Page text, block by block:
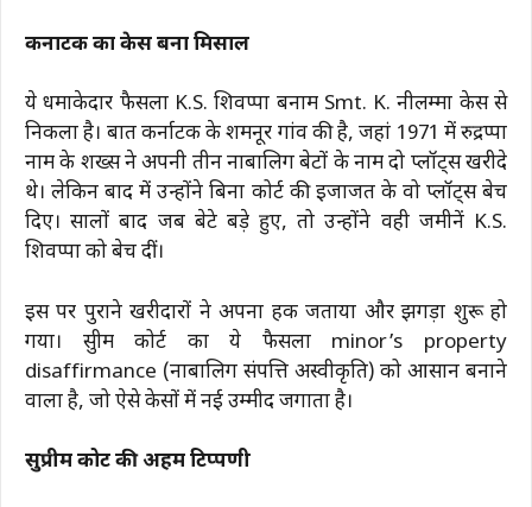
कर्नाटक का केस बना मिसाल
ये धमाकेदार फैसला K.S. शिवप्पा बनाम Smt. K. नीलम्मा केस से
निकला है। बात कर्नाटक के शमनूर गांव की है, जहां 1971 में रुद्रप्पा
नाम के शख्स ने अपनी तीन नाबालिग बेटों के नाम दो प्लॉट्स खरीदे
थे। लेकिन बाद में उन्होंने बिना कोर्ट की इजाजत के वो प्लॉट्स बेच
दिए। सालों बाद जब बेटे बड़े हुए, तो उन्होंने वही जमीनें K.S.
शिवप्पा को बेच दीं।
इस पर पुराने खरीदारों ने अपना हक जताया और झगड़ा शुरू हो
गया। सुप्रीम कोर्ट का ये फैसला minor’s property
disaffirmance (नाबालिग संपत्ति अस्वीकृति) को आसान बनाने
वाला है, जो ऐसे केसों में नई उम्मीद जगाता है।
सुप्रीम कोर्ट की अहम टिप्पणी